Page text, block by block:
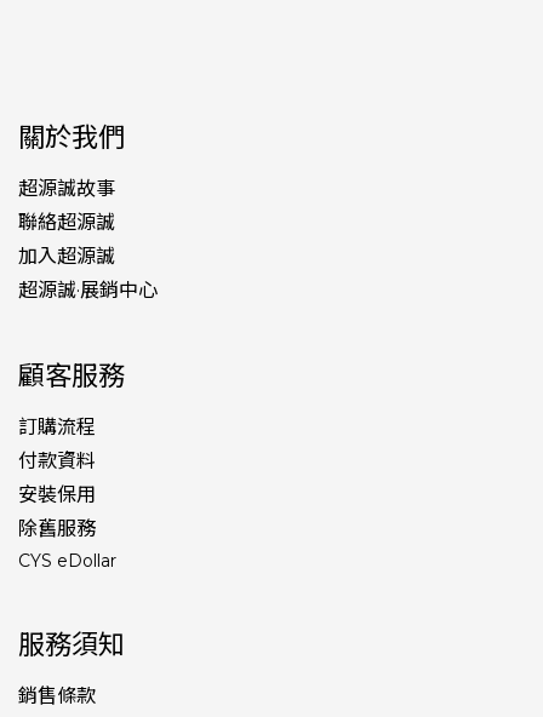
關於我們
超源誠故事
聯絡超源誠
加入超源誠
超源誠·展銷中心
顧客服務
訂購流程
付款資料
安裝保用
除舊服務
CYS eDollar
服務須知
銷售條款